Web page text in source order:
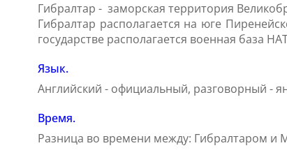
Гибралтар - заморская территория
Гибралтар располагается на юге
государстве располагается военная база
Язык.
Английский - официальный, разговорный -
Время.
Разница во времени между: Гибралтаром и